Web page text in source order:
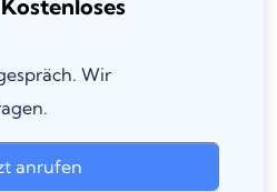
Wir
anrufen